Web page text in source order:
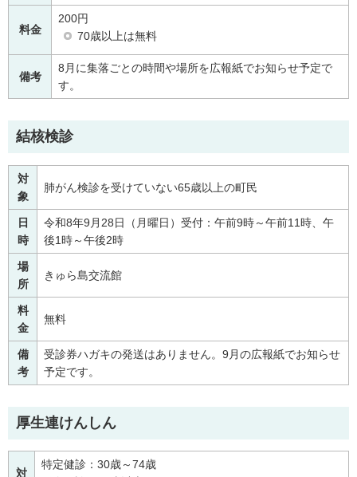
料金
200円
70歳以上は無料
備考
8月に集落ごとの時間や場所を広報紙でお知らせ予定で
す。
結核検診
対
象
肺がん検診を受けていない65歳以上の町民
日
時
令和8年9月28日（月曜日）受付：午前9時～午前11時、午
後1時～午後2時
場
所
きゅら島交流館
料
金
無料
備
考
受診券ハガキの発送はありません。9月の広報紙でお知らせ
予定です。
厚生連けんしん
対
特定健診：30歳～74歳